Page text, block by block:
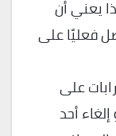
يعني أن
فعليًا على
على
أحد